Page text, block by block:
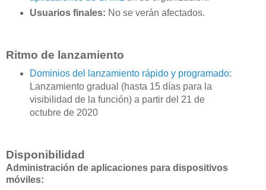
Usuarios finales: No se verán afectados.
Ritmo de lanzamiento
Dominios del lanzamiento rápido y programado:
Lanzamiento gradual (hasta 15 días para la
visibilidad de la función) a partir del 21 de
octubre de 2020
Disponibilidad
Administración de aplicaciones para dispositivos
móviles: